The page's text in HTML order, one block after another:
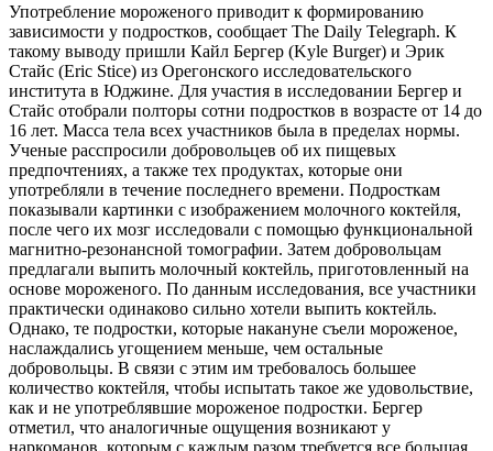
Употребление мороженого приводит к формированию
зависимости у подростков, сообщает The Daily Telegraph. К
такому выводу пришли Кайл Бергер (Kyle Burger) и Эрик
Стайс (Eric Stice) из Орегонского исследовательского
института в Юджине. Для участия в исследовании Бергер и
Стайс отобрали полторы сотни подростков в возрасте от 14 до
16 лет. Масса тела всех участников была в пределах нормы.
Ученые расспросили добровольцев об их пищевых
предпочтениях, а также тех продуктах, которые они
употребляли в течение последнего времени. Подросткам
показывали картинки с изображением молочного коктейля,
после чего их мозг исследовали с помощью функциональной
магнитно-резонансной томографии. Затем добровольцам
предлагали выпить молочный коктейль, приготовленный на
основе мороженого. По данным исследования, все участники
практически одинаково сильно хотели выпить коктейль.
Однако, те подростки, которые накануне съели мороженое,
наслаждались угощением меньше, чем остальные
добровольцы. В связи с этим им требовалось большее
количество коктейля, чтобы испытать такое же удовольствие,
как и не употреблявшие мороженое подростки. Бергер
отметил, что аналогичные ощущения возникают у
наркоманов, которым с каждым разом требуется все большая